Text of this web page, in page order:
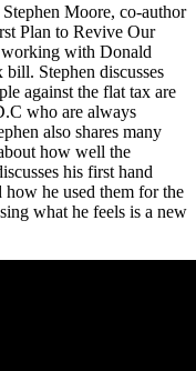
Moore, co-author
Plan to Revive Our
working with Donald
Stephen discusses
against the flat tax are
who are always
also shares many
how well the
his first hand
how he used them for the
what he feels is a new